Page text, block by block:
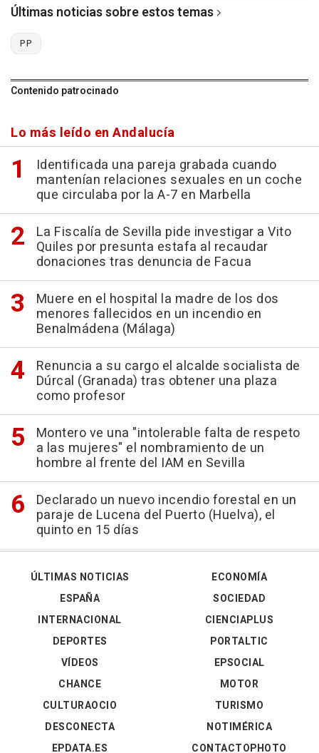
Últimas noticias sobre estos temas
PP
Contenido patrocinado
Lo más leído en Andalucía
Identificada una pareja grabada cuando
mantenían relaciones sexuales en un coche
que circulaba por la A-7 en Marbella
La Fiscalía de Sevilla pide investigar a Vito
Quiles por presunta estafa al recaudar
donaciones tras denuncia de Facua
Muere en el hospital la madre de los dos
menores fallecidos en un incendio en
Benalmádena (Málaga)
Renuncia a su cargo el alcalde socialista de
Dúrcal (Granada) tras obtener una plaza
como profesor
Montero ve una "intolerable falta de respeto
a las mujeres" el nombramiento de un
hombre al frente del IAM en Sevilla
Declarado un nuevo incendio forestal en un
paraje de Lucena del Puerto (Huelva), el
quinto en 15 días
ÚLTIMAS NOTICIAS
ESPAÑA
INTERNACIONAL
DEPORTES
VÍDEOS
ECONOMÍA
SOCIEDAD
CIENCIAPLUS
PORTALTIC
EPSOCIAL
CHANCE
CULTURAOCIO
DESCONECTA
EPDATA.ES
MOTOR
TURISMO
NOTIMÉRICA
CONTACTOPHOTO